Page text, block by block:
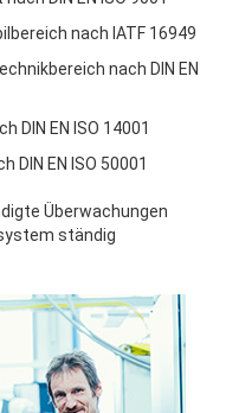
nach IATF 16949
nach DIN EN
DIN EN ISO 14001
DIN EN ISO 50001
Überwachungen
ständig